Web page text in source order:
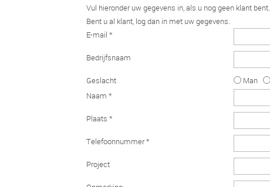
Vul hieronder uw gegevens in, als u nog geen klant bent.
Bent u al klant, log dan in met uw gegevens.
E-mail *
Bedrijfsnaam
Geslacht Man
Naam *
Plaats *
Telefoonnummer *
Project